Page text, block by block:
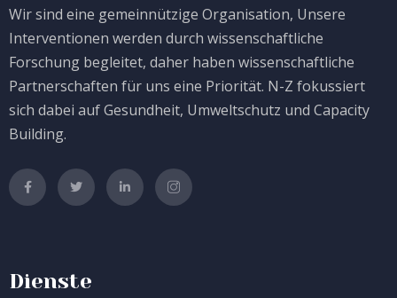
Wir sind eine gemeinnützige Organisation, Unsere
Interventionen werden durch wissenschaftliche
Forschung begleitet, daher haben wissenschaftliche
Partnerschaften für uns eine Priorität. N-Z fokussiert
sich dabei auf Gesundheit, Umweltschutz und Capacity
Building.
Dienste